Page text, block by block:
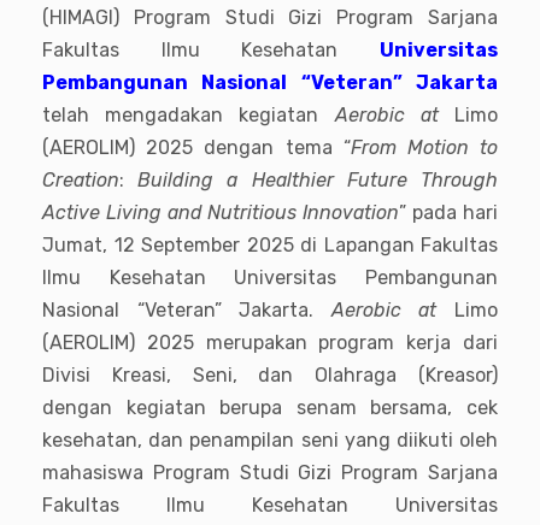
(HIMAGI) Program Studi Gizi Program Sarjana
Fakultas Ilmu Kesehatan Universitas
Pembangunan Nasional “Veteran” Jakarta
telah mengadakan kegiatanAerobic at
Limo
(AEROLIM) 2025 dengan tema “From Motion to
Creation:Building a Healthier Future Through
Active Living and Nutritious Innovation” pada hari
Jumat, 12 September 2025 di Lapangan Fakultas
Ilmu Kesehatan Universitas Pembangunan
Nasional “Veteran” Jakarta.Aerobic at
Limo
(AEROLIM) 2025 merupakan program kerja dari
Divisi Kreasi, Seni, dan Olahraga (Kreasor)
dengan kegiatan berupa senam bersama, cek
kesehatan, dan penampilan seni yang diikuti oleh
mahasiswa Program Studi Gizi Program Sarjana
Fakultas Ilmu Kesehatan Universitas